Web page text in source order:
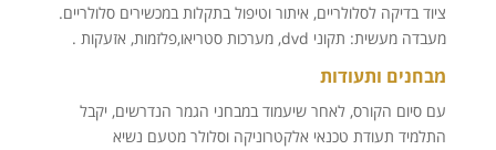
ציוד בדיקה לסלולריים, איתור וטיפול בתקלות במכשירים סלולריים.
מעבדה מעשית: תקוני dvd, מערכות סטריאו,פלזמות, אזעקות .
מבחנים ותעודות
עם סיום הקורס, לאחר שיעמוד במבחני הגמר הנדרשים, יקבל
התלמיד תעודת טכנאי אלקטרוניקה וסלולר מטעם נשיא